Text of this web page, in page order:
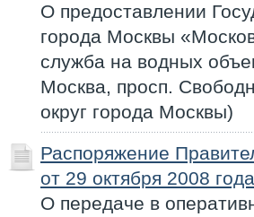
О предоставлении
города Москвы
служба на водных
Москва, просп.
округ города Москвы)
Распоряжение
от 29 октября 2008 года
О передаче в